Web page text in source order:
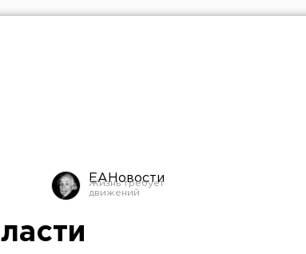
ЕАНовости